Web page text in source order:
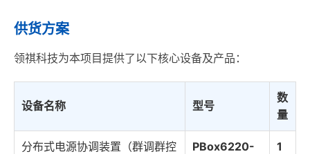
供货方案
领祺科技为本项目提供了以下核心设备及产品：
设备名称 型号
数
量
分布式电源协调装置（群调群控
PBox6220-
1